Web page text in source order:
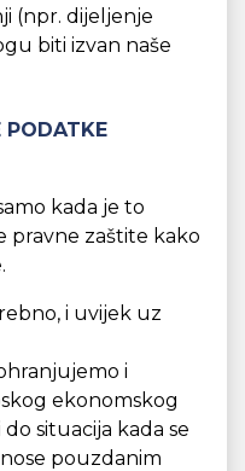
(npr. dijeljenje
biti izvan naše
PODATKE
kada je to
pravne zaštite kako
i uvijek uz
i
ekonomskog
situacija kada se
pouzdanim